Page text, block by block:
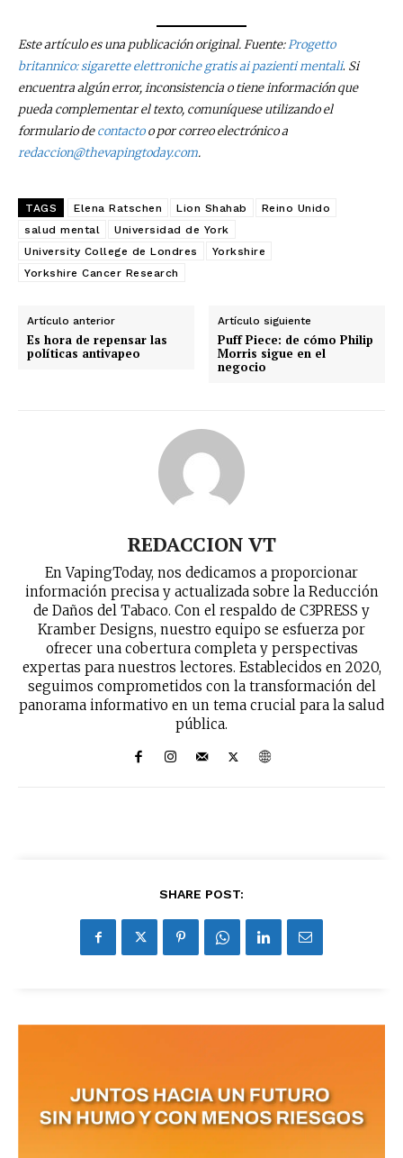
No te pierdas de las
últimas noticias
recibe todas las noticias del vapeo y la
Subscribe to our daily clipping and
receive all the news of vaping and
Este artículo es una publicación original. Fuente:Progetto
britannico: sigarette elettroniche gratis ai pazienti mentali. Si
encuentra algún error, inconsistencia o tiene información que
pueda complementar el texto, comuníquese utilizando el
formulario decontactoo por correo electrónico a
redaccion@thevapingtoday.com.
TAGS Elena Ratschen Lion Shahab
Reino Unido
salud mental
Universidad de York
University College de Londres
Yorkshire
Yorkshire Cancer Research
Artículo anterior
Es hora de repensar las
políticas antivapeo
Artículo siguiente
Puff Piece: de cómo Philip
Morris sigue en el
negocio
REDACCION VT
En VapingToday, nos dedicamos a proporcionar
información precisa y actualizada sobre la Reducción
de Daños del Tabaco. Con el respaldo de C3PRESS y
Kramber Designs, nuestro equipo se esfuerza por
ofrecer una cobertura completa y perspectivas
expertas para nuestros lectores. Establecidos en 2020,
seguimos comprometidos con la transformación del
panorama informativo en un tema crucial para la salud
pública.
SHARE POST: